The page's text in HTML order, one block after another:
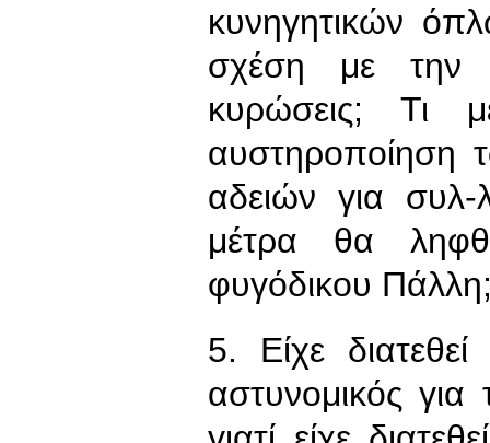
κυνηγητικών
σχέση με την
κυρώσεις; Τι
αυστηροποίηση
αδειών για συλ-
μέτρα θα
φυγόδικου
5. Είχε
αστυνομικός